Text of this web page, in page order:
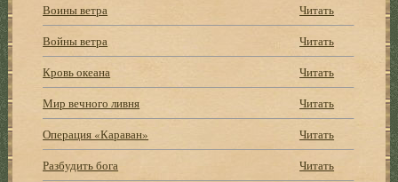
Воины ветра
Читать
Войны ветра
Читать
Кровь океана
Читать
Мир вечного ливня
Читать
Операция «Караван»
Читать
Разбудить бога
Читать